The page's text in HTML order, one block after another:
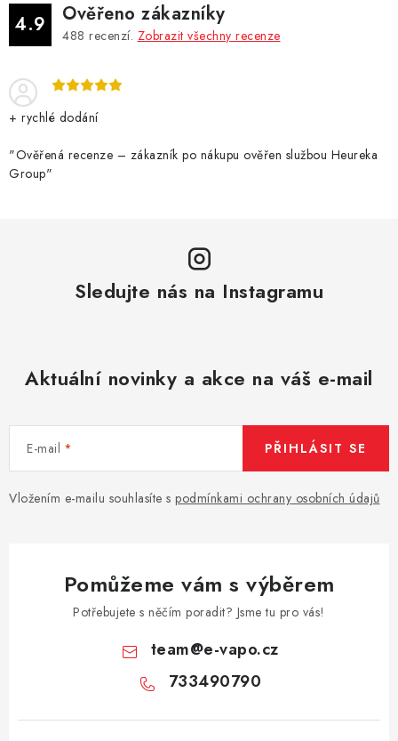
4.9 Ověřeno zákazníky
488 recenzí. Zobrazit všechny recenze
+ rychlé dodání
"Ověřená recenze – zákazník po nákupu ověřen službou Heureka
Group"
Sledujte nás na Instagramu
Aktuální novinky a akce na váš e-mail
E-mail
Vložením e-mailu souhlasíte s podmínkami ochrany osobních údajů
PŘIHLÁSIT SE
Pomůžeme vám s výběrem
Potřebujete s něčím poradit? Jsme tu pro vás!
team@e-vapo.cz
733490790